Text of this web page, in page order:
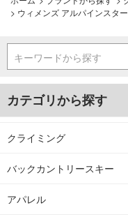
> ウィメンズ アルパインスタ
キーワードから探す
カテゴリから探す
クライミング
バックカントリースキー
アパレル